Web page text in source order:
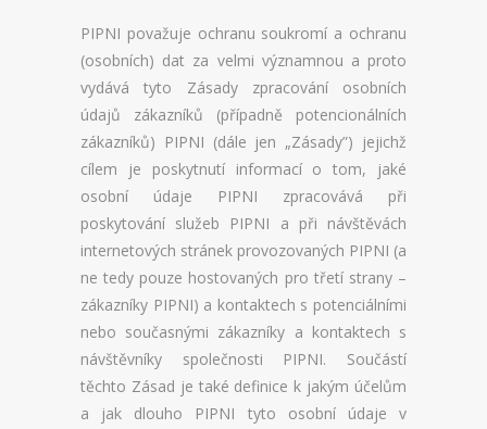
PŘEHLED SSD VPS
REGISTRACE SSD VPS
PŘEHLED SSD VIRTUALBOXU
REGISTRACE SSD VIRTUALBOXU
DOMÉNY
OVĚŘENÍ DOMÉNY
REGISTRACE DOMÉNY
CENÍK DOMÉN
PIPNI považuje ochranu soukromí a ochranu
(osobních) dat za velmi významnou a proto
vydává tyto Zásady zpracování osobních
údajů zákazníků (případně potencionálních
zákazníků) PIPNI (dále jen „Zásady”) jejichž
cílem je poskytnutí informací o tom, jaké
osobní údaje PIPNI zpracovává při
poskytování služeb PIPNI a při návštěvách
internetových stránek provozovaných PIPNI (a
ne tedy pouze hostovaných pro třetí strany –
zákazníky PIPNI) a kontaktech s potenciálními
nebo současnými zákazníky a kontaktech s
návštěvníky společnosti PIPNI. Součástí
těchto Zásad je také definice k jakým účelům
a jak dlouho PIPNI tyto osobní údaje v